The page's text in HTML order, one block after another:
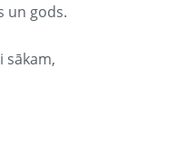
un gods.
sākam,